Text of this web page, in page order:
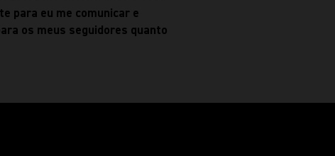
para eu me comunicar e
os meus seguidores quanto